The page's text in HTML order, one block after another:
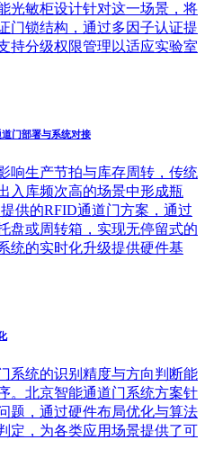
光敏柜设计针对这一场景，将
门锁结构，通过多因子认证提
持分级权限管理以适应实验室
门部署与系统对接
响生产节拍与库存周转，传统
入库频次高的场景中形成瓶
供的RFID通道门方案，通过
盘或周转箱，实现无停留式的
统的实时化升级提供硬件基
系统的识别精度与方向判断能
。北京智能通道门系统方案针
题，通过硬件布局优化与算法
定，为各类应用场景提供了可